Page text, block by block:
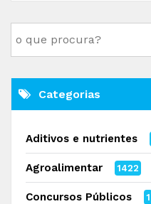
Categorias
Aditivos e nutrientes
Agroalimentar 1422
Concursos Públicos 1